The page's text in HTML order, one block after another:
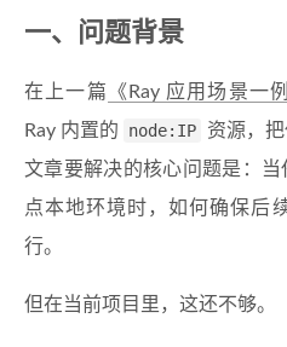
一、问题背景
在上一篇 《Ray 应用场景一例
Ray 内置的
node:IP
资源，
文章要解决的核心问题是：
点本地环境时，如何确保后
行。
但在当前项目里，这还不够。